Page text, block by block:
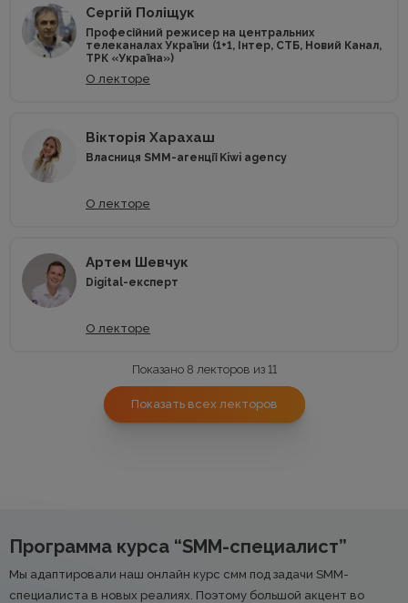
Сергій Поліщук
Професійний режисер на центральних
телеканалах України (1+1, Інтер, СТБ, Новий Канал,
ТРК «Україна»)
О лекторе
Вікторія Харахаш
Власниця SMM-агенції Kiwi agency
О лекторе
Артем Шевчук
Digital-експерт
О лекторе
Показано 8 лекторов из 11
Показать всех лекторов
Программа курса “SMM-специалист”
Мы адаптировали наш онлайн курс смм под задачи SMM-
специалиста в новых реалиях. Поэтому большой акцент во